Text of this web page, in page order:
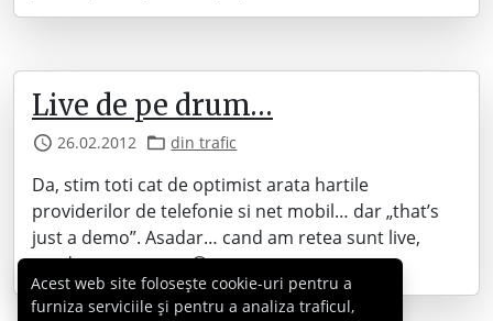
Live de pe drum…
26.02.2012 din trafic
Da, stim toti cat de optimist arata hartile
providerilor de telefonie si net mobil… dar „that’s
just a demo”. Asadar… cand am retea sunt live,
cand n-am… n-am. 😀
Acest web site folosește cookie-uri pentru a
furniza serviciile și pentru a analiza traficul,